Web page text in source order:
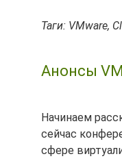
Таги: VMware,
Анонсы
Начинаем
сейчас
сфере